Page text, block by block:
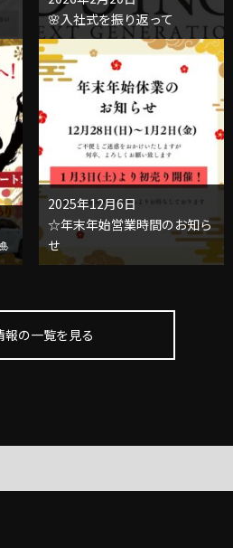
🌸入社式を振り返って
2025年12月6日
☆年末年始営業時間のお知ら
せ
報の一覧を見る